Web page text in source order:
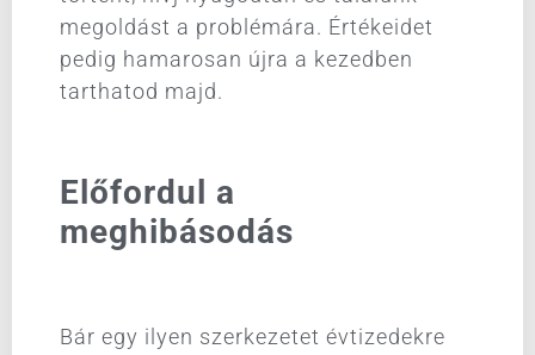
megoldást a problémára. Értékeidet
pedig hamarosan újra a kezedben
tarthatod majd.
Előfordul a
meghibásodás
Bár egy ilyen szerkezetet évtizedekre